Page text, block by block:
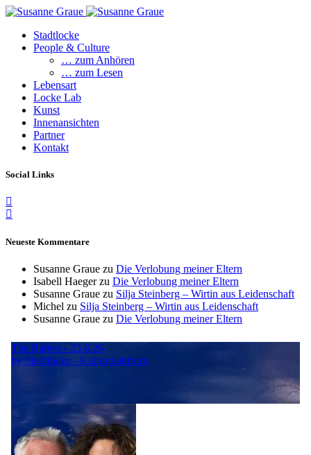
Stadtlocke
People & Culture
… zum Anhören
… zum Lesen
Lebensart
Locke Lab
Kunst
Innenansichten
Partner
Kontakt
Social Links
Neueste Kommentare
Susanne Graue zu Die Verlobung meiner Eltern
Isabell Haegerzu Die Verlobung meiner Eltern
Susanne Graue zu Silja Steinberg – Wirtin aus Leidenschaft
Michel zu Silja Steinberg – Wirtin aus Leidenschaft
Susanne Graue zu Die Verlobung meiner Eltern